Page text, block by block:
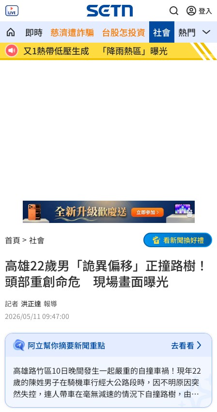
登入
即時 慈濟遭詐騙 台股怎投資 熱門 影
社會
開
又1熱帶低壓生成 「降雨熱區」曝光
美伊
畫
首頁 社會 看新聞換好禮
高雄22歲男「詭異偏移」正撞路樹！
頭部重創命危 現場畫面曝光
記者 洪正達 報導
2026/05/11 09:47:00
阿立幫你摘要新聞重點 去看看
高雄路竹區10日晚間發生一起嚴重的自撞車禍！現年22
歲的陳姓男子在騎機車行經大公路段時，因不明原因突
然失控，連人帶車在毫無減速的情況下自撞路樹，由於
撞擊力道過於猛烈，陳男當場頭部重創倒地，救護人員